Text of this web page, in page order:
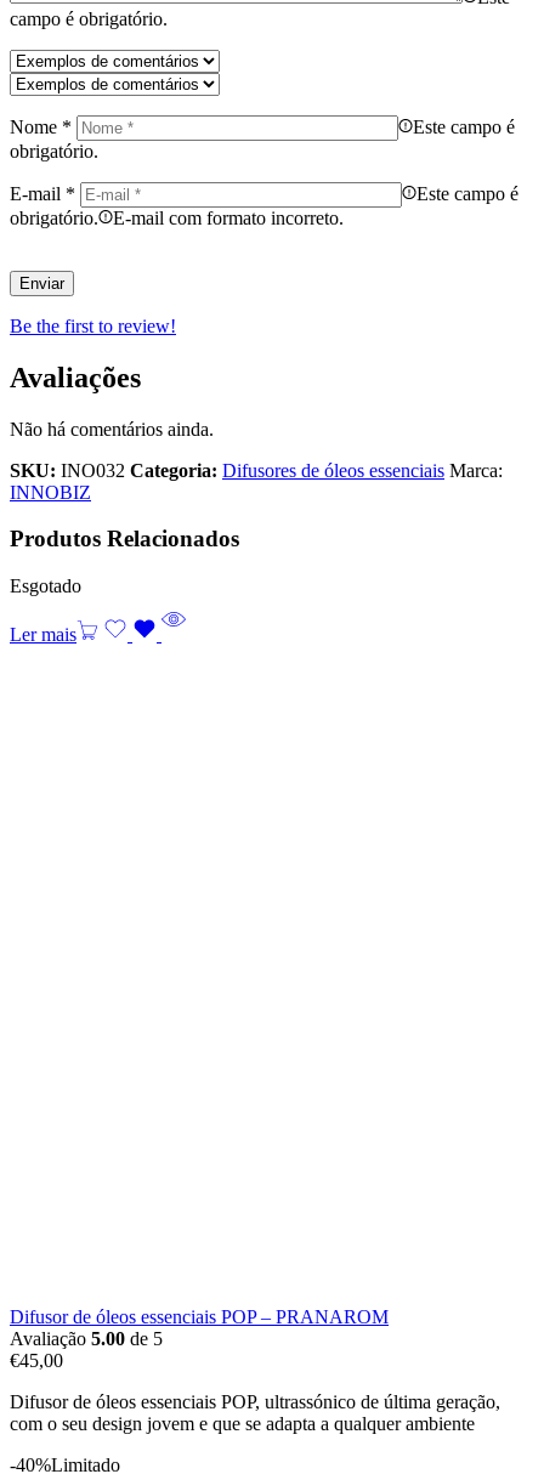
campo é obrigatório.
Nome *
Este campo é
obrigatório.
E-mail *
Este campo é
obrigatório.
E-mail com formato incorreto.
Be the first to review!
Avaliações
Não há comentários ainda.
SKU: INO032 Categoria: Difusores de óleos essenciais Marca:
INNOBIZ
Produtos Relacionados
Esgotado
Ler mais
Difusor de óleos essenciais POP – PRANAROM
Avaliação 5.00 de 5
€45,00
Difusor de óleos essenciais POP, ultrassónico de última geração,
com o seu design jovem e que se adapta a qualquer ambiente
-40%Limitado